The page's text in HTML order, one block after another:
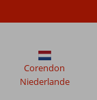
Corendon
Niederlande